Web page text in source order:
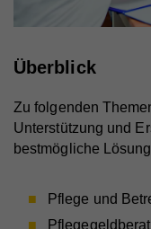
Überblick
Zu folgenden
Unterstützung und
bestmögliche
Pflege und